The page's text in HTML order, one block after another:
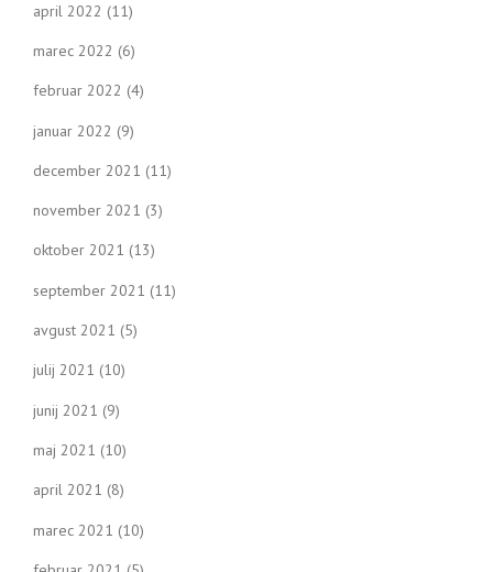
april 2022 (11)
marec 2022 (6)
februar 2022 (4)
januar 2022 (9)
december 2021 (11)
november 2021 (3)
oktober 2021 (13)
september 2021 (11)
avgust 2021 (5)
julij 2021 (10)
junij 2021 (9)
maj 2021 (10)
april 2021 (8)
marec 2021 (10)